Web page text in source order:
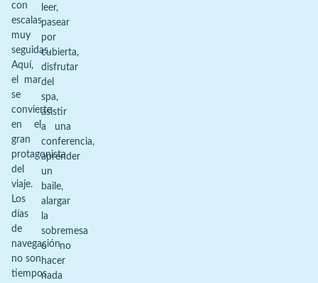
con
escalas
muy
seguidas.
Aquí,
el mar
se
convierte
en el
gran
protagonista
del
viaje.
Los
días
de
navegación
no son
tiempos
leer,
pasear
por
cubierta,
disfrutar
del
spa,
asistir
a una
conferencia,
aprender
un
baile,
alargar
la
sobremesa
o no
hacer
nada